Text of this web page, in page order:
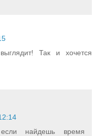
Так и хочется
найдешь время